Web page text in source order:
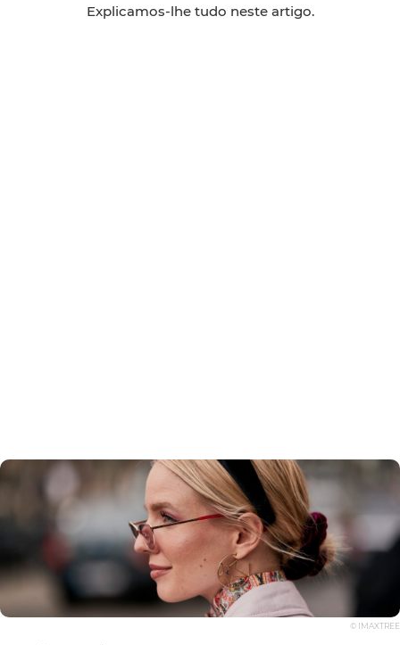
Explicamos-lhe tudo neste artigo.
© IMAXTREE